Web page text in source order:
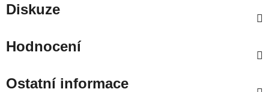
Diskuze
Hodnocení
Ostatní informace